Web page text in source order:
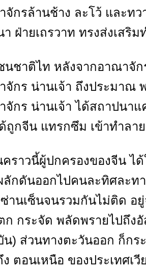
จักรล้านช้าง ละโว้ และท
า ฝ่ายเถรวาท ทรงส่งเสริ
นชาติไท หลังจากอาณาจั
จักร น่านเจ้า ถึงประมาณ
จักร น่านเจ้า ได้สถาปนา
ด้ถูกจีน แทรกซึม เข้าทำลา
คราวนี้ผู้ปกครองของจีน ไ
ลักดันออกไปคนละทิศละท
านเซ็นจนรวมกันไม่ติด อ
ก กระจัด พลัดพรายไปถึง
น) ส่วนทางตะวันออก ก็กร
ง ตอนเหนือ ของประเทศ